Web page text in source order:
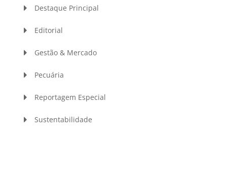
Destaque Principal
Editorial
Gestão & Mercado
Pecuária
Reportagem Especial
Sustentabilidade